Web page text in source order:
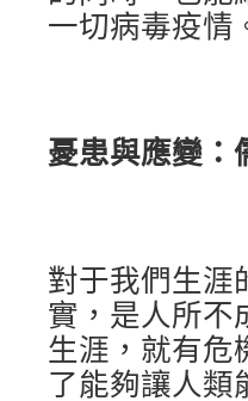
一切病毒疫情
憂患與應變：
對于我們生涯
實，是人所不
生涯，就有危
了能夠讓人類